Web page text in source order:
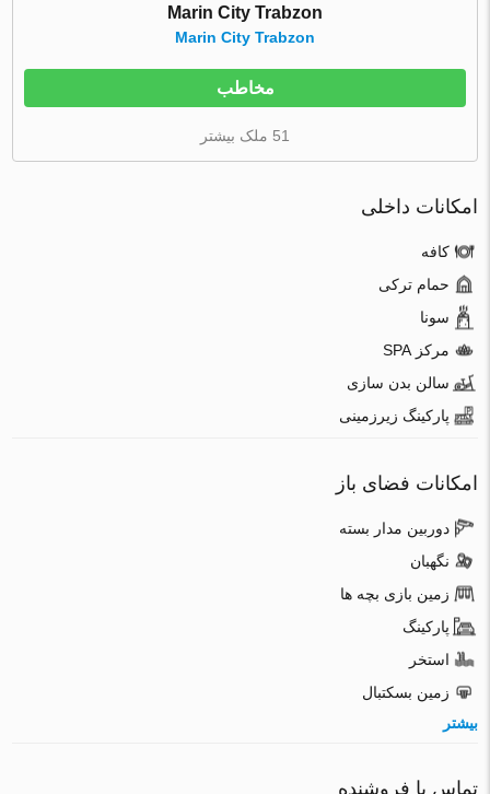
Marin City Trabzon
Marin City Trabzon
مخاطب
51 ملک بیشتر
امکانات داخلی
کافه
حمام ترکی
سونا
مرکز SPA
سالن بدن سازی
پارکینگ زیرزمینی
امکانات فضای باز
دوربین مدار بسته
نگهبان
زمین بازی بچه ها
پارکینگ
استخر
زمین بسکتبال
بیشتر
تماس با فروشنده